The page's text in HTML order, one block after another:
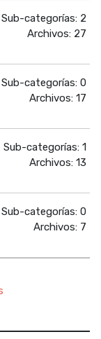
Sub-categorías: 2
Archivos: 27
Sub-categorías: 0
Archivos: 17
Sub-categorías: 1
Archivos: 13
Sub-categorías: 0
Archivos: 7